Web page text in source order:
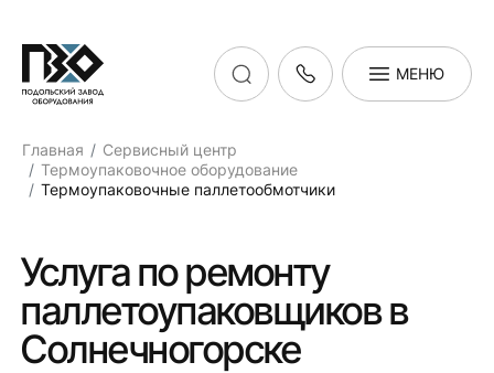
МЕНЮ
Главная
Сервисный центр
Термоупаковочное оборудование
Термоупаковочные паллетообмотчики
Услуга по ремонту
паллетоупаковщиков в
Солнечногорске